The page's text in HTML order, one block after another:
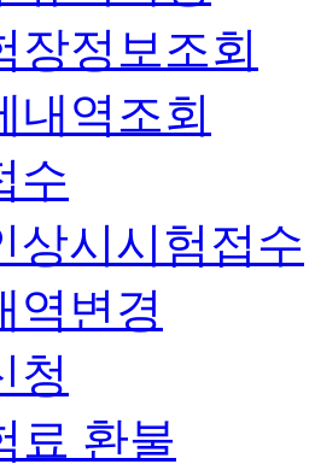
장정보조회
내역조회
수
상시시험접수
역변경
청
료 환불